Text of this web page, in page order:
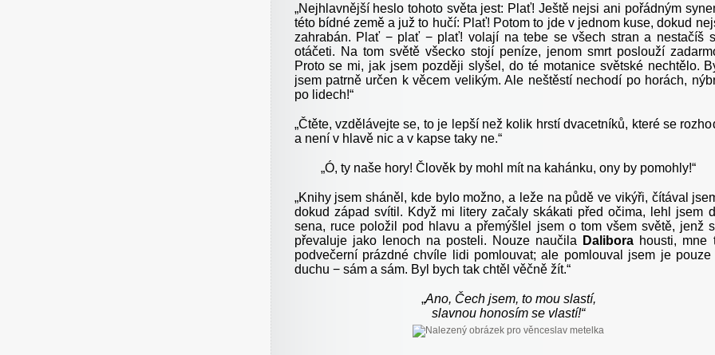
„Nejhlavnější heslo tohoto světa jest: Plať! Ještě nejsi ani pořádným
této bídné země a juž to hučí: Plať! Potom to jde v jednom kuse, dokud
zahrabán. Plať − plať − plať! volají na tebe se všech stran a nestačíš
otáčeti. Na tom světě všecko stojí peníze, jenom smrt poslouží
Proto se mi, jak jsem později slyšel, do té motanice světské nechtělo.
jsem patrně určen k věcem velikým. Ale neštěstí nechodí po horách,
po lidech!“
„Čtěte, vzdělávejte se, to je lepší než kolik hrstí dvacetníků, které se
a není v hlavě nic a v kapse taky ne.“
„Ó, ty naše hory! Člověk by mohl mít na kahánku, ony by pomohly!“
„Knihy jsem sháněl, kde bylo možno, a leže na půdě ve vikýři, čítával
dokud západ svítil. Když mi litery začaly skákati před očima, lehl jsem
sena, ruce položil pod hlavu a přemýšlel jsem o tom všem světě, jenž
převaluje jako lenoch na posteli. Nouze naučila
Dalibora housti, mne
podvečerní prázdné chvíle lidi pomlouvat; ale pomlouval jsem je pouze
duchu − sám a sám. Byl bych tak chtěl věčně žít.“
„Ano, Čech jsem, to mou slastí,
slavnou honosím se vlastí!“